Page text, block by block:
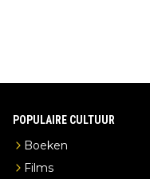
POPULAIRE CULTUUR
Boeken
Films